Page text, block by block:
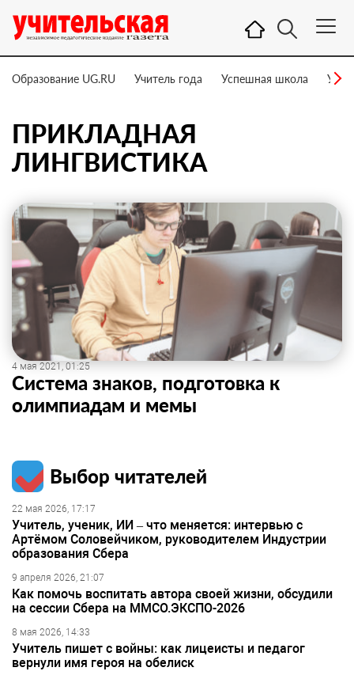
Образование UG.RU Учитель года Успешная школа
ПРИКЛАДНАЯ
ЛИНГВИСТИКА
4 мая 2021, 01:25
Система знаков, подготовка к
олимпиадам и мемы
Выбор читателей
22 мая 2026, 17:17
Учитель, ученик, ИИ – что меняется: интервью с
Артёмом Соловейчиком, руководителем Индустрии
образования Сбера
9 апреля 2026, 21:07
Как помочь воспитать автора своей жизни, обсудили
на сессии Сбера на ММСО.ЭКСПО-2026
8 мая 2026, 14:33
Учитель пишет с войны: как лицеисты и педагог
вернули имя героя на обелиск